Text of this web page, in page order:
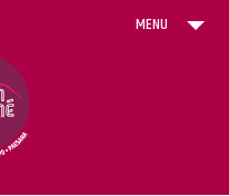
MENU